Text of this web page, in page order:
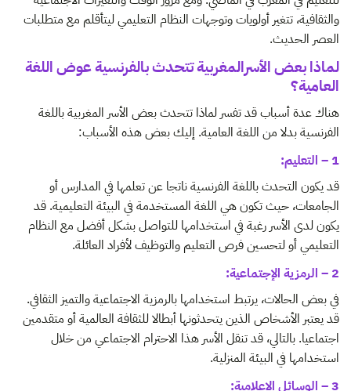
والثقافية، تتغير أولويات وتوجهات النظام التعليمي ليتأقلم مع متطلبات
العصر الحديث.
لماذا بعض الأسرالمغربية تتحدث بالفرنسية عوض اللغة
العامية؟
هناك عدة أسباب قد تفسر لماذا تتحدث بعض الأسر المغربية باللغة
الفرنسية بدلا من اللغة العامية. إليك بعض هذه الأسباب:
1 – التعليم:
قد يكون التحدث باللغة الفرنسية ناتجا عن تعلمها في المدارس أو
الجامعات، حيث تكون هي اللغة المستخدمة في البيئة التعليمية. قد
يكون لدى الأسر رغبة في استخدامها للتواصل بشكل أفضل مع النظام
التعليمي أو لتحسين فرص التعليم والتوظيف لأفراد العائلة.
2 – الرمزية الإجتماعية:
في بعض الحالات، يرتبط استخدامها بالرمزية الاجتماعية والتميز الثقافي.
قد يعتبر الأشخاص الذين يتحدثونها أبطالا للثقافة العالمية أو متقدمين
اجتماعيا. بالتالي، قد تنقل الأسر هذا الاحترام الاجتماعي من خلال
استخدامها في البيئة المنزلية.
3 – الوسائل الإعلامية: